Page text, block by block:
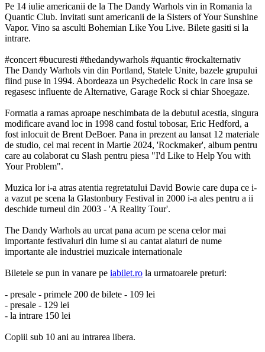
Pe 14 iulie americanii de la The Dandy Warhols vin in Romania la
Quantic Club. Invitati sunt americanii de la Sisters of Your Sunshine
Vapor. Vino sa asculti Bohemian Like You Live. Bilete gasiti si la
intrare.
#concert #bucuresti #thedandywarhols #quantic #rockalternativ
The Dandy Warhols vin din Portland, Statele Unite, bazele grupului
fiind puse in 1994. Abordeaza un Psychedelic Rock in care insa se
regasesc influente de Alternative, Garage Rock si chiar Shoegaze.
Formatia a ramas aproape neschimbata de la debutul acestia, singura
modificare avand loc in 1998 cand fostul tobosar, Eric Hedford, a
fost inlocuit de Brent DeBoer. Pana in prezent au lansat 12 materiale
de studio, cel mai recent in Martie 2024, 'Rockmaker', album pentru
care au colaborat cu Slash pentru piesa "I'd Like to Help You with
Your Problem".
Muzica lor i-a atras atentia regretatului David Bowie care dupa ce i-
a vazut pe scena la Glastonbury Festival in 2000 i-a ales pentru a ii
deschide turneul din 2003 - 'A Reality Tour'.
The Dandy Warhols au urcat pana acum pe scena celor mai
importante festivaluri din lume si au cantat alaturi de nume
importante ale industriei muzicale internationale
Biletele se pun in vanare pe iabilet.ro la urmatoarele preturi:
- presale - primele 200 de bilete - 109 lei
- presale - 129 lei
- la intrare 150 lei
Copiii sub 10 ani au intrarea libera.